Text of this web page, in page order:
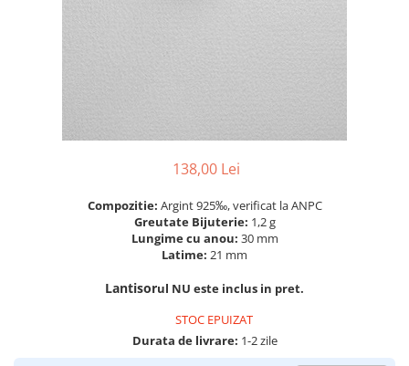
Lantisoare
Bratari Argint
Bratari de Glezna
VEZI TOATE BIJUTERIILE ELMIO
Cadouri de Lux
Cadouri Corporate
138,00 Lei
Compozitie: Argint 925‰, verificat la ANPC
Greutate Bijuterie: 1,2 g
Lungime cu anou: 30 mm
Latime: 21 mm
Lantisorul NU este inclus in pret.
STOC EPUIZAT
Durata de livrare: 1-2 zile